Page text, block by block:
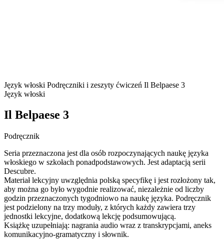
Język włoski Podręczniki i zeszyty ćwiczeń Il Belpaese 3
Język włoski
Il Belpaese 3
Podręcznik
Seria przeznaczona jest dla osób rozpoczynających naukę języka
włoskiego w szkołach ponadpodstawowych. Jest adaptacją serii
Descubre.
Materiał lekcyjny uwzględnia polską specyfikę i jest rozłożony tak,
aby można go było wygodnie realizować, niezależnie od liczby
godzin przeznaczonych tygodniowo na naukę języka. Podręcznik
jest podzielony na trzy moduły, z których każdy zawiera trzy
jednostki lekcyjne, dodatkową lekcję podsumowującą.
Książkę uzupełniają: nagrania audio wraz z transkrypcjami, aneks
komunikacyjno-gramatyczny i słownik.